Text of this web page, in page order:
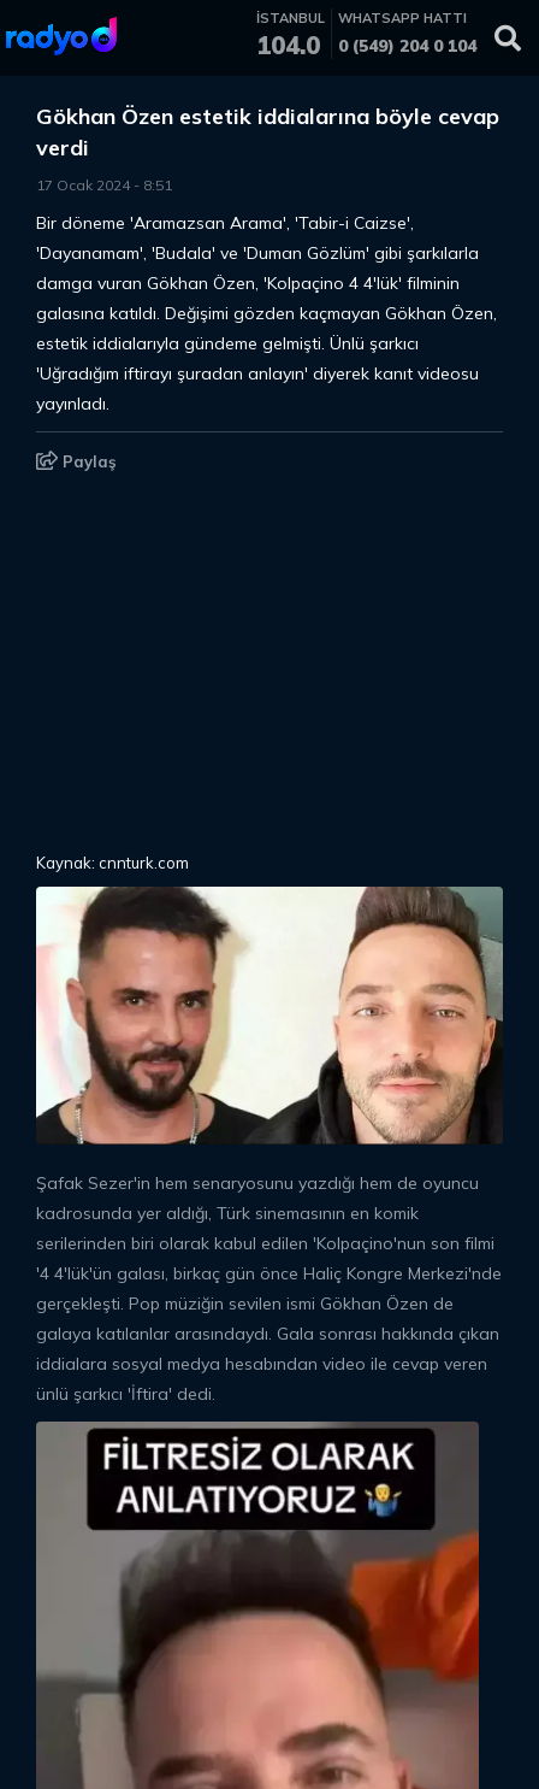
İSTANBUL
104.0
WHATSAPP HATTI
0 (549) 204 0 104
Gökhan Özen estetik iddialarına böyle cevap
verdi
17 Ocak 2024- 8:51
Bir döneme 'Aramazsan Arama', 'Tabir-i Caizse',
'Dayanamam', 'Budala' ve 'Duman Gözlüm' gibi şarkılarla
damga vuran Gökhan Özen, 'Kolpaçino 4 4'lük' filminin
galasına katıldı. Değişimi gözden kaçmayan Gökhan Özen,
estetik iddialarıyla gündeme gelmişti. Ünlü şarkıcı
'Uğradığım iftirayı şuradan anlayın' diyerek kanıt videosu
yayınladı.
Paylaş
Kaynak: cnnturk.com
Şafak Sezer'in hem senaryosunu yazdığı hem de oyuncu
kadrosunda yer aldığı, Türk sinemasının en komik
serilerinden biri olarak kabul edilen 'Kolpaçino'nun son filmi
'4 4'lük'ün galası, birkaç gün önce Haliç Kongre Merkezi'nde
gerçekleşti. Pop müziğin sevilen ismi Gökhan Özen de
galaya katılanlar arasındaydı. Gala sonrası hakkında çıkan
iddialara sosyal medya hesabından video ile cevap veren
ünlü şarkıcı 'İftira' dedi.